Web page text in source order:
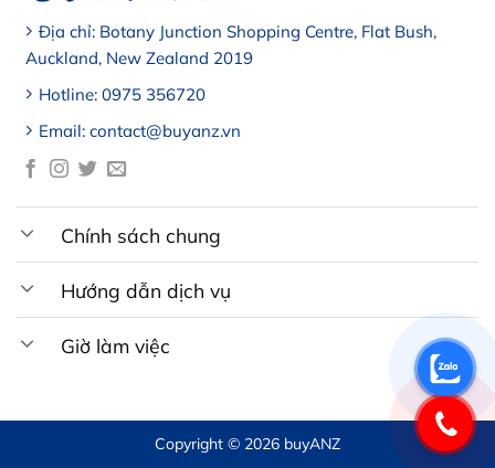
Địa chỉ: Botany Junction Shopping Centre, Flat Bush,
Auckland, New Zealand 2019
Hotline: 0975 356720
Email: contact@buyanz.vn
Chính sách chung
Hướng dẫn dịch vụ
Giờ làm việc
Copyright © 2026 buyANZ